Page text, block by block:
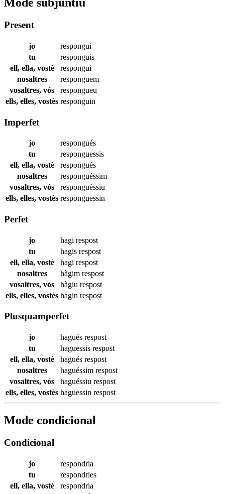
Present
jo
respongui
tu
responguis
ell, ella, vostè
respongui
nosaltres
responguem
vosaltres, vós
respongueu
ells, elles, vostès responguin
Imperfet
jo
respongués
tu
responguessis
ell, ella, vostè
respongués
nosaltres
responguéssim
vosaltres, vós
responguéssiu
ells, elles, vostès responguessin
Perfet
jo hagi respost
tu
hagis respost
ell, ella, vostè
hagi respost
nosaltres
hàgim respost
vosaltres, vós
hàgiu respost
ells, elles, vostès hagin respost
Plusquamperfet
jo hagués respost
tu
haguessis respost
ell, ella, vostè
hagués respost
nosaltres
haguéssim respost
vosaltres, vós
haguéssiu respost
ells, elles, vostès haguessin respost
Mode condicional
Condicional
jo
respondria
tu
respondries
ell, ella, vostè
respondria